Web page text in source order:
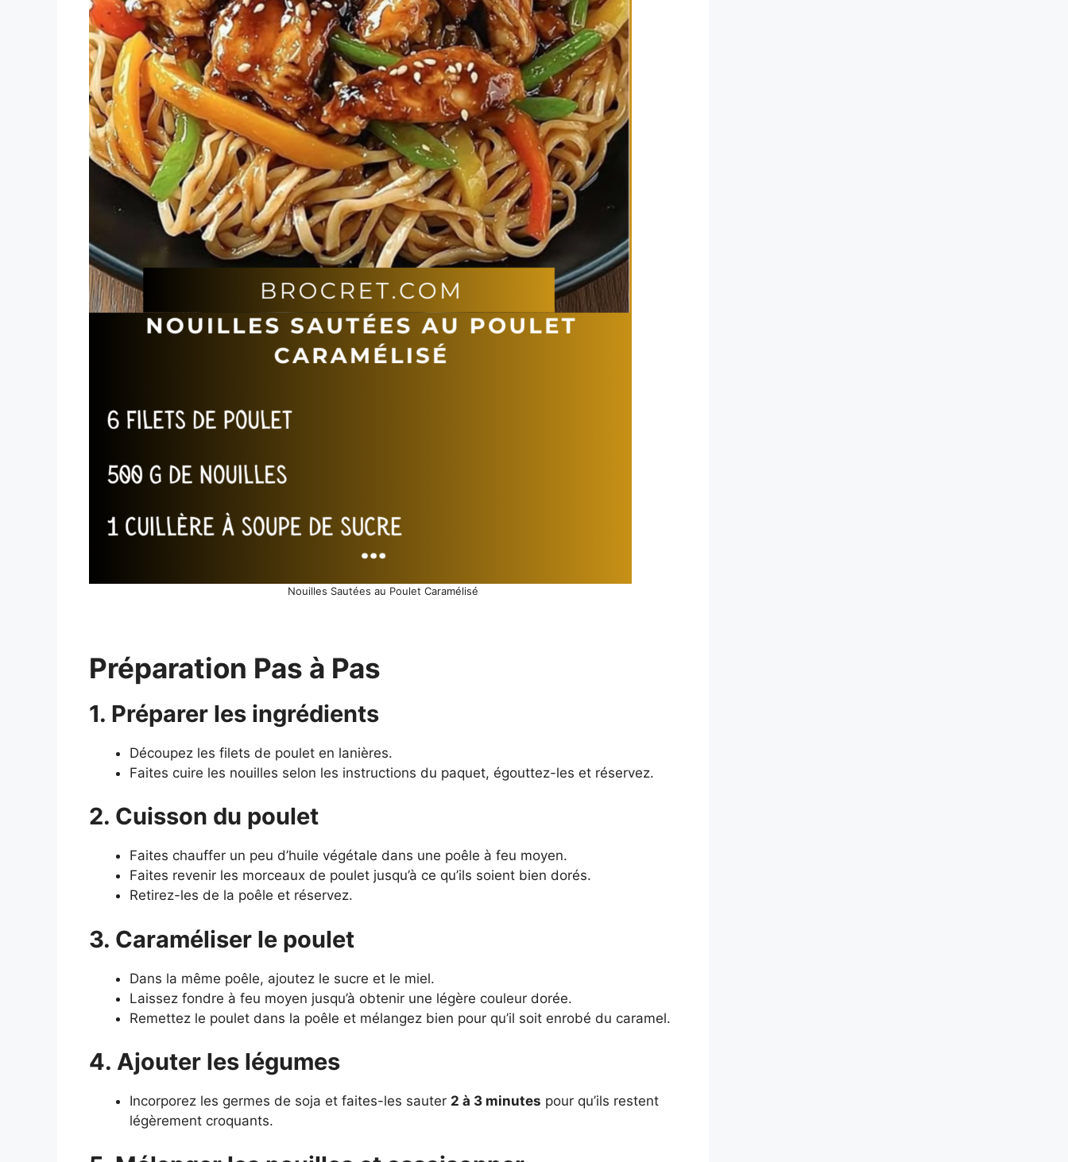
Nouilles Sautées au Poulet Caramélisé
Préparation Pas à Pas
1. Préparer les ingrédients
Découpez les filets de poulet en lanières.
Faites cuire les nouilles selon les instructions du paquet, égouttez-les et réservez.
2. Cuisson du poulet
Faites chauffer un peu d’huile végétale dans une poêle à feu moyen.
Faites revenir les morceaux de poulet jusqu’à ce qu’ils soient bien dorés.
Retirez-les de la poêle et réservez.
3. Caraméliser le poulet
Dans la même poêle, ajoutez le sucre et le miel.
Laissez fondre à feu moyen jusqu’à obtenir une légère couleur dorée.
Remettez le poulet dans la poêle et mélangez bien pour qu’il soit enrobé du caramel.
4. Ajouter les légumes
Incorporez les germes de soja et faites-les sauter 2 à 3 minutes pour qu’ils restent
légèrement croquants.